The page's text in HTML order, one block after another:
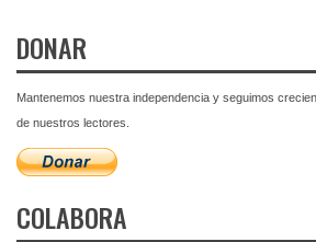
DONAR
Mantenemos nuestra independencia y seguimos
de nuestros lectores.
COLABORA